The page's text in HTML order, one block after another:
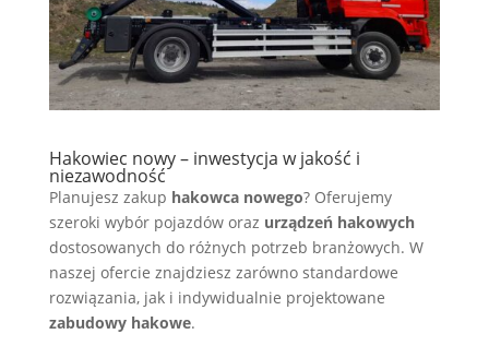
Hakowiec nowy – inwestycja w jakość i
niezawodność
Planujesz zakup hakowca nowego? Oferujemy
szeroki wybór pojazdów oraz urządzeń hakowych
dostosowanych do różnych potrzeb branżowych. W
naszej ofercie znajdziesz zarówno standardowe
rozwiązania, jak i indywidualnie projektowane
zabudowy hakowe.